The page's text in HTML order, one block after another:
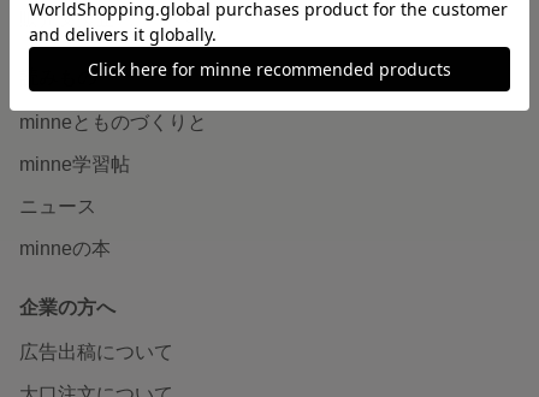
販売支援企画・イベント
読みもの
minneとものづくりと
minne学習帖
ニュース
minneの本
企業の方へ
広告出稿について